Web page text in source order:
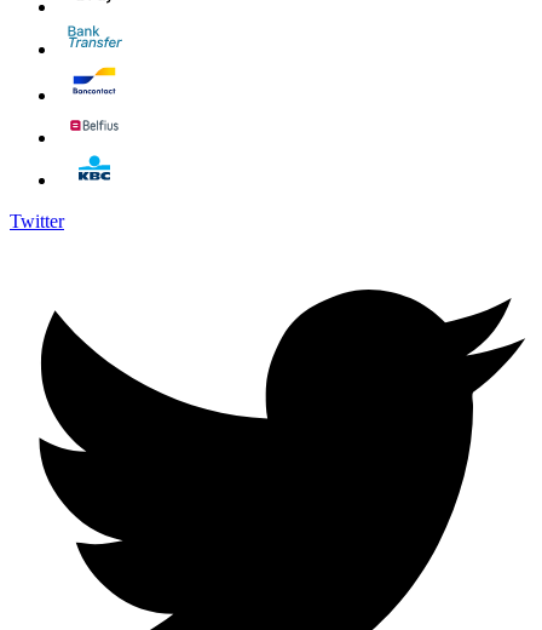
Twitter